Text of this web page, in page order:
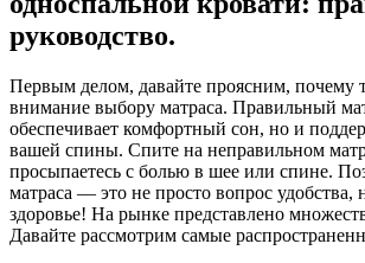
руководство.
Первым делом, давайте проясним, почему
внимание выбору матраса. Правильный
обеспечивает комфортный сон, но и
вашей спины. Спите на неправильном
просыпаетесь с болью в шее или спине.
матраса — это не просто вопрос удобства,
здоровье! На рынке представлено
Давайте рассмотрим самые